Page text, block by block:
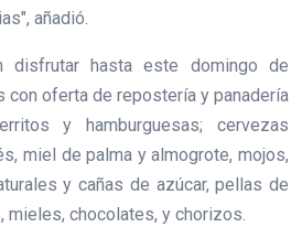
añadió.
disfrutar hasta este domingo de
oferta de repostería y panadería
y hamburguesas; cervezas
miel de palma y almogrote, mojos,
y cañas de azúcar, pellas de
mieles, chocolates, y chorizos.